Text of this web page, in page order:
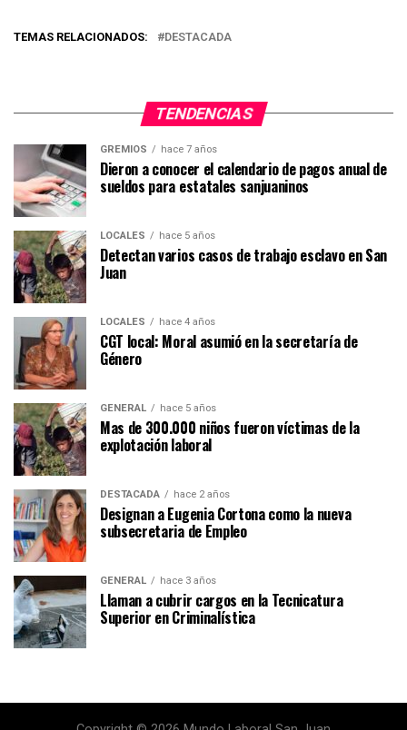
TEMAS RELACIONADOS: DESTACADA
TENDENCIAS
GREMIOS hace 7 años
Dieron a conocer el calendario de pagos anual de
sueldos para estatales sanjuaninos
LOCALES hace 5 años
Detectan varios casos de trabajo esclavo en San
Juan
LOCALES hace 4 años
CGT local: Moral asumió en la secretaría de
Género
GENERAL hace 5 años
Mas de 300.000 niños fueron víctimas de la
explotación laboral
DESTACADA hace 2 años
Designan a Eugenia Cortona como la nueva
subsecretaria de Empleo
GENERAL hace 3 años
Llaman a cubrir cargos en la Tecnicatura
Superior en Criminalística